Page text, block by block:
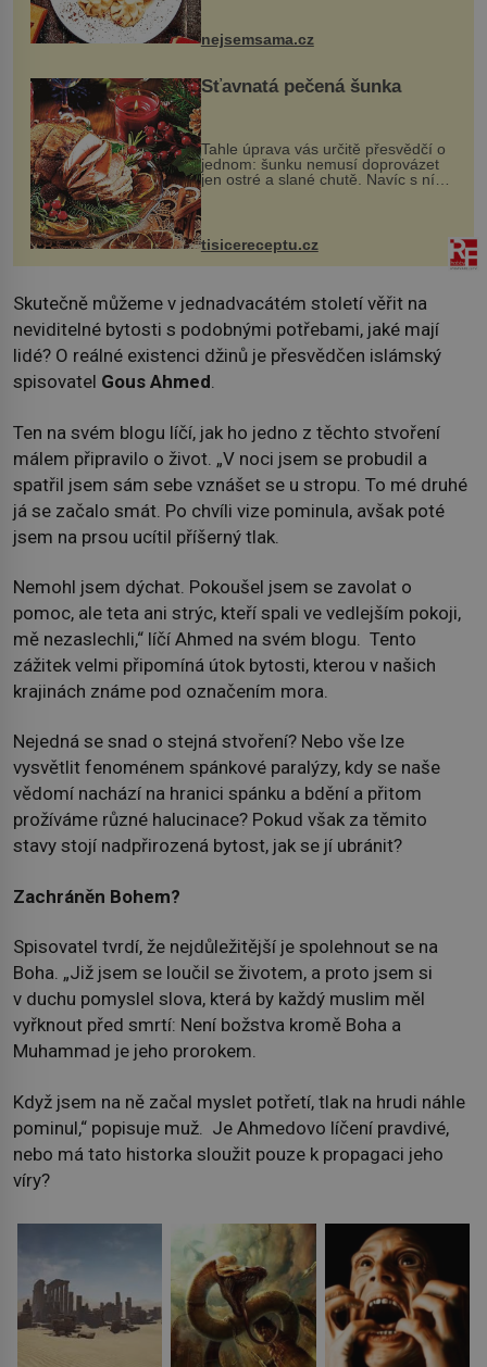
pokrmy, které rozhodně st...
nejsemsama.cz
Šťavnatá pečená šunka
Tahle úprava vás určitě přesvědčí o
jednom: šunku nemusí doprovázet
jen ostré a slané chutě. Navíc s ní
nakrmíte poměrně hodně hladových
krků. Ingredience sádlo 3 kg šunky
vcelku 3 stroužky česneku hl...
tisicereceptu.cz
Skutečně můžeme v jednadvacátém století věřit na
neviditelné bytosti s podobnými potřebami, jaké mají
lidé? O reálné existenci džinů je přesvědčen islámský
spisovatel Gous Ahmed.
Ten na svém blogu líčí, jak ho jedno z těchto stvoření
málem připravilo o život. „V noci jsem se probudil a
spatřil jsem sám sebe vznášet se u stropu. To mé druhé
já se začalo smát. Po chvíli vize pominula, avšak poté
jsem na prsou ucítil příšerný tlak.
Nemohl jsem dýchat. Pokoušel jsem se zavolat o
pomoc, ale teta ani strýc, kteří spali ve vedlejším pokoji,
mě nezaslechli,“ líčí Ahmed na svém blogu. Tento
zážitek velmi připomíná útok bytosti, kterou v našich
krajinách známe pod označením mora.
Nejedná se snad o stejná stvoření? Nebo vše lze
vysvětlit fenoménem spánkové paralýzy, kdy se naše
vědomí nachází na hranici spánku a bdění a přitom
prožíváme různé halucinace? Pokud však za těmito
stavy stojí nadpřirozená bytost, jak se jí ubránit?
Zachráněn Bohem?
Spisovatel tvrdí, že nejdůležitější je spolehnout se na
Boha. „Již jsem se loučil se životem, a proto jsem si
v duchu pomyslel slova, která by každý muslim měl
vyřknout před smrtí: Není božstva kromě Boha a
Muhammad je jeho prorokem.
Když jsem na ně začal myslet potřetí, tlak na hrudi náhle
pominul,“ popisuje muž. Je Ahmedovo líčení pravdivé,
nebo má tato historka sloužit pouze k propagaci jeho
víry?